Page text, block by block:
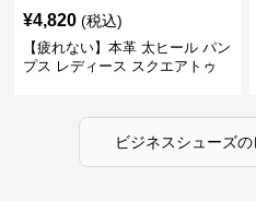
¥4,820 (税込)
【疲れない】本革 太ヒール パン
プス レディース スクエアトゥ
ビジネスシューズの